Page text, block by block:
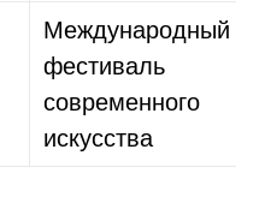
Международный
фестиваль
современного
искусства